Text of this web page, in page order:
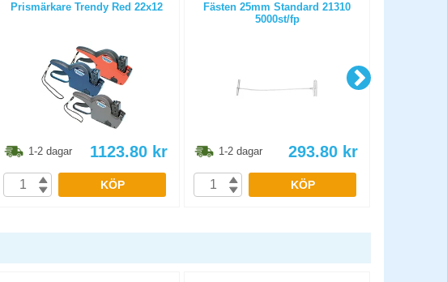
Prismärkare Trendy Red 22x12
1-2 dagar 1123.80 kr
KÖP
Fästen 25mm Standard 21310
5000st/fp
1-2 dagar 293.80 kr
KÖP